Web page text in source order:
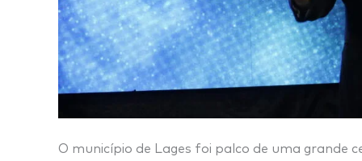
O município de Lages foi palco de uma grande